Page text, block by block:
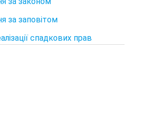
за заповітом
спадкових прав